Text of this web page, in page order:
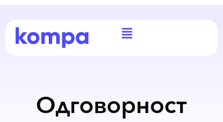
Одговорност